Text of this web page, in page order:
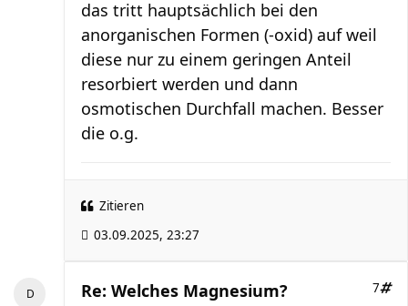
das tritt hauptsächlich bei den
anorganischen Formen (-oxid) auf weil
diese nur zu einem geringen Anteil
resorbiert werden und dann
osmotischen Durchfall machen. Besser
die o.g.
Zitieren
03.09.2025, 23:27
Re: Welches Magnesium? 7